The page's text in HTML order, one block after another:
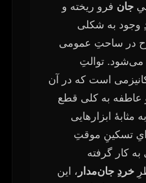
جان فرو ریخته و
وجود به شکلی
در ساحتِ عمومی
می‌شود. توالتِ
است که در آن
عاطفه به کلی قطع
مثابهٔ ابزارهایی
تسکینِ موقتِ
کار گرفته
خردِ جان‌مدار ، این